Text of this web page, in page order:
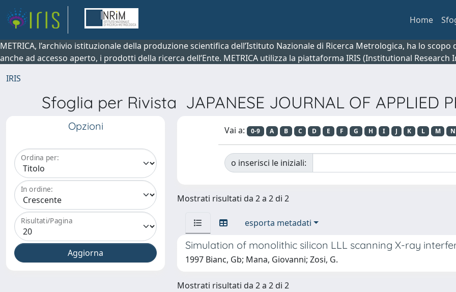
Home
METRICA, l’archivio istituzionale della produzione scientifica dell’Istituto Nazionale di Ricerca Metrologica, ha lo
anche ad accesso aperto, i prodotti della ricerca dell’Ente. METRICA utilizza la piattaforma IRIS (Institutional
IRIS
Sfoglia per Rivista JAPANESE JOURNAL OF APPLIED
Opzioni
Ordina per:
In ordine:
Risultati/Pagina
Vai a: 0-9 A B C D E F G H I J K L M N
o inserisci le iniziali:
Mostrati risultati da 2 a 2 di 2
esporta metadati
Simulation of monolithic silicon LLL scanning X-ray
1997 Bianc, Gb; Mana, Giovanni; Zosi, G.
Mostrati risultati da 2 a 2 di 2